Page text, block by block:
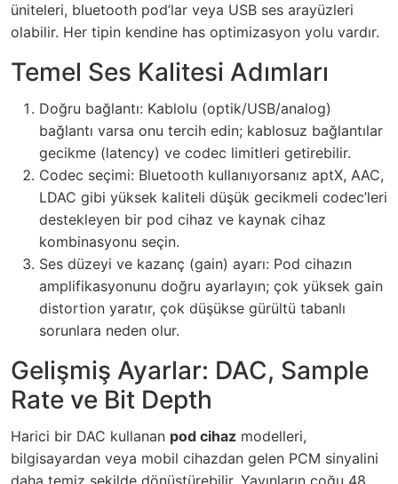
üniteleri, bluetooth pod’lar veya USB ses arayüzleri
olabilir. Her tipin kendine has optimizasyon yolu vardır.
Temel Ses Kalitesi Adımları
Doğru bağlantı: Kablolu (optik/USB/analog)
bağlantı varsa onu tercih edin; kablosuz bağlantılar
gecikme (latency) ve codec limitleri getirebilir.
Codec seçimi: Bluetooth kullanıyorsanız aptX, AAC,
LDAC gibi yüksek kaliteli düşük gecikmeli codec’leri
destekleyen bir pod cihaz ve kaynak cihaz
kombinasyonu seçin.
Ses düzeyi ve kazanç (gain) ayarı: Pod cihazın
amplifikasyonunu doğru ayarlayın; çok yüksek gain
distortion yaratır, çok düşükse gürültü tabanlı
sorunlara neden olur.
Gelişmiş Ayarlar: DAC, Sample
Rate ve Bit Depth
Harici bir DAC kullanan pod cihaz modelleri,
bilgisayardan veya mobil cihazdan gelen PCM sinyalini
daha temiz şekilde dönüştürebilir. Yayınların çoğu 48